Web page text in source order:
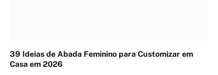
39 Ideias de Abada Feminino para Customizar em
Casa em 2026